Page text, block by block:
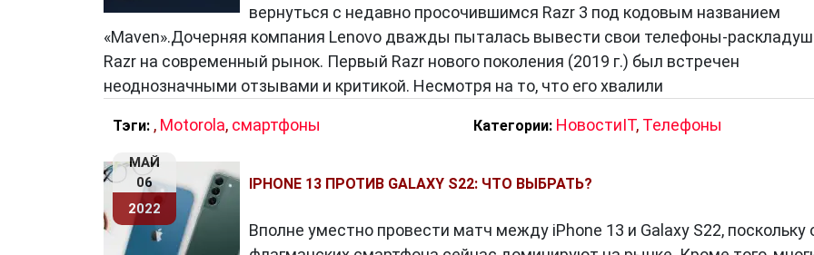
их еще более важными для нашего образа жизни.
вернуться с недавно просочившимся Razr 3 под кодовым названием
«Maven».Дочерняя компания Lenovo дважды пыталась вывести свои телефоны-
Razr на современный рынок. Первый Razr нового поколения (2019 г.) был встречен
неоднозначными отзывами и критикой. Несмотря на то, что его хвалили
Тэги: , Motorola, смартфоны Категории: НовостиIT, Телефоны
МАЙ
06
2022
IPHONE 13 ПРОТИВ GALAXY S22: ЧТО ВЫБРАТЬ?
Вполне уместно провести матч между iPhone 13 и Galaxy S22, поскольку